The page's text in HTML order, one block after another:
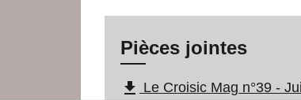
Pièces jointes
file_download Le Croisic Mag n°39 -